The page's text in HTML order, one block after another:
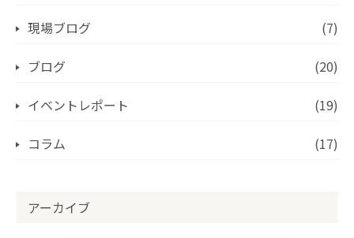
現場ブログ (7)
ブログ (20)
イベントレポート (19)
コラム (17)
アーカイブ